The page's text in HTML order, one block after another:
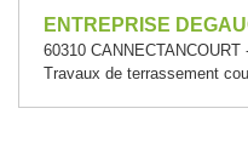
ENTREPRISE
60310 CANNECTANCOURT
Travaux de terrassement